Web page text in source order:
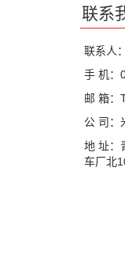
联系
联系人
手 机：
邮 箱：
公 司：
地 址：
车厂北